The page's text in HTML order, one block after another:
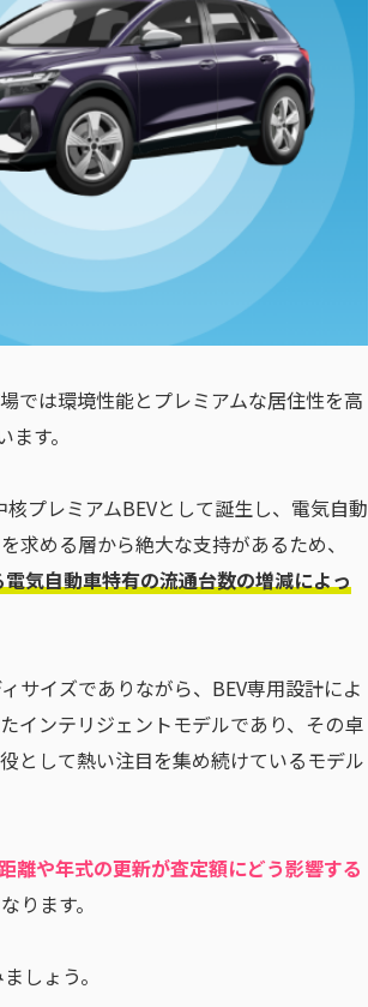
では環境性能とプレミアムな居住性を高
す。
プレミアムBEVとして誕生し、電気自動
求める層から絶大な支持があるため、
気自動車特有の流通台数の増減によっ
サイズでありながら、BEV専用設計によ
インテリジェントモデルであり、その卓
として熱い注目を集め続けているモデル
距離や年式の更新が査定額にどう影響する
ります。
しょう。